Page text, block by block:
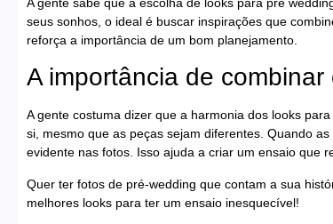
seus sonhos, o ideal é buscar inspirações que
reforça a importância de um bom planejamento.
A importância de
A gente costuma dizer que a harmonia dos looks
si, mesmo que as peças sejam diferentes. Quando
evidente nas fotos. Isso ajuda a criar um ensaio que
Quer ter fotos de pré-wedding que contam a sua
melhores looks para ter um ensaio inesquecível!